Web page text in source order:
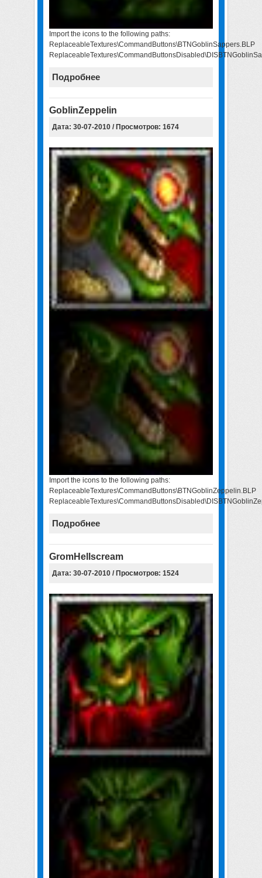
Import the icons to the following paths:
ReplaceableTextures\CommandButtons\BTNGoblinSappers.BLP
Подробнее
GoblinZeppelin
Дата: 30-07-2010 / Просмотров: 1674
Import the icons to the following paths:
ReplaceableTextures\CommandButtons\BTNGoblinZeppelin.BLP
Подробнее
GromHellscream
Дата: 30-07-2010 / Просмотров: 1524